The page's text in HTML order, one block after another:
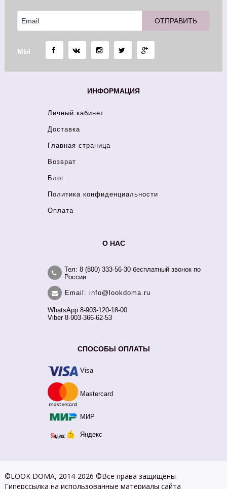
МЫ
ИНФОРМАЦИЯ
Личный кабинет
Доставка
Главная страница
Возврат
Блог
Политика конфиденциальности
Оплата
О НАС
Тел: 8 (800) 333-56-30 бесплатный звонок по
России
Email: info@lookdoma.ru
WhatsApp 8-903-120-18-00
Viber 8-903-366-62-53
СПОСОБЫ ОПЛАТЫ
Visa
Mastercard
МИР
Яндекс
©LOOK DOMA, 2014-2026 ©Все права защищены
Гиперссылка на использованные материалы сайта